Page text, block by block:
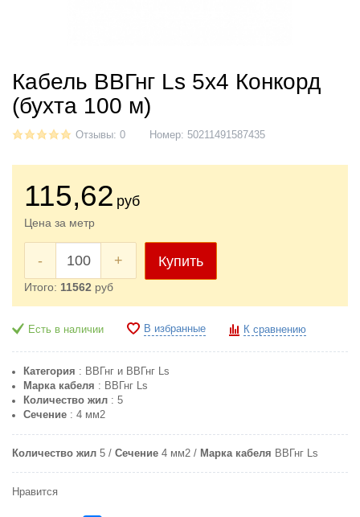
Кабель ВВГнг Ls 5x4 Конкорд
(бухта 100 м)
Отзывы: 0 Номер: 50211491587435
115,62 руб
Цена за метр
- + Купить
Итого: 11562 руб
Есть в наличии В избранные К сравнению
Категория : ВВГнг и ВВГнг Ls
Марка кабеля : ВВГнг Ls
Количество жил: 5
Сечение: 4 мм2
Количество жил 5 Сечение 4 мм2 Марка кабеля ВВГнг Ls
Нравится